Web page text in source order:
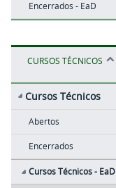
Encerrados - EaD
CURSOS TÉCNICOS
Cursos Técnicos
Abertos
Encerrados
Cursos Técnicos - EaD